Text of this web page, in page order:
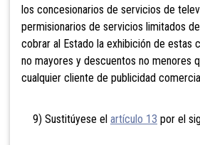
los concesionarios de servicios de
permisionarios de servicios limitados
cobrar al Estado la exhibición de estas
no mayores y descuentos no menores
cualquier cliente de publicidad
9) Sustitúyese el artículo 13 por el